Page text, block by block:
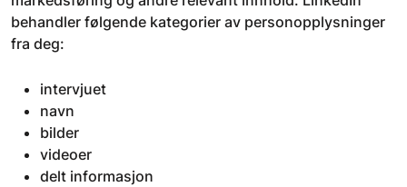
behandler følgende kategorier av personopplysninger
fra deg:
intervjuet
navn
bilder
videoer
delt informasjon